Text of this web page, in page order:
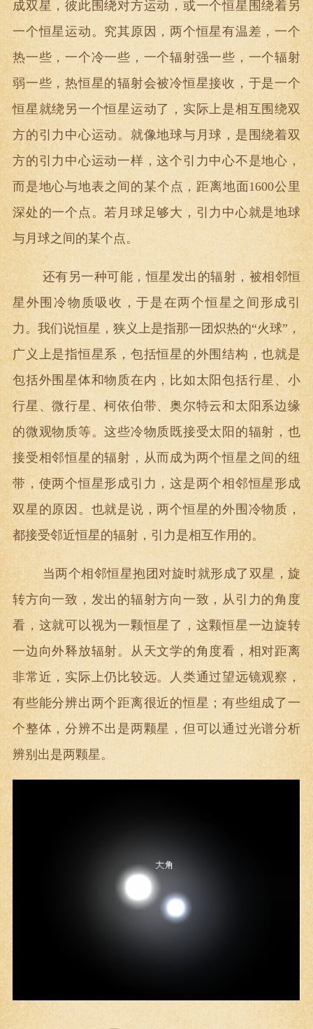
成双星，彼此围绕对方运动，或一个恒星围绕着另
一个恒星运动。究其原因，两个恒星有温差，一个
热一些，一个冷一些，一个辐射强一些，一个辐射
弱一些，热恒星的辐射会被冷恒星接收，于是一个
恒星就绕另一个恒星运动了，实际上是相互围绕双
方的引力中心运动。就像地球与月球，是围绕着双
方的引力中心运动一样，这个引力中心不是地心，
而是地心与地表之间的某个点，距离地面1600公里
深处的一个点。若月球足够大，引力中心就是地球
与月球之间的某个点。
还有另一种可能，恒星发出的辐射，被相邻恒
星外围冷物质吸收，于是在两个恒星之间形成引
力。我们说恒星，狭义上是指那一团炽热的“火球”，
广义上是指恒星系，包括恒星的外围结构，也就是
包括外围星体和物质在内，比如太阳包括行星、小
行星、微行星、柯依伯带、奥尔特云和太阳系边缘
的微观物质等。这些冷物质既接受太阳的辐射，也
接受相邻恒星的辐射，从而成为两个恒星之间的纽
带，使两个恒星形成引力，这是两个相邻恒星形成
双星的原因。也就是说，两个恒星的外围冷物质，
都接受邻近恒星的辐射，引力是相互作用的。
当两个相邻恒星抱团对旋时就形成了双星，旋
转方向一致，发出的辐射方向一致，从引力的角度
看，这就可以视为一颗恒星了，这颗恒星一边旋转
一边向外释放辐射。从天文学的角度看，相对距离
非常近，实际上仍比较远。人类通过望远镜观察，
有些能分辨出两个距离很近的恒星；有些组成了一
个整体，分辨不出是两颗星，但可以通过光谱分析
辨别出是两颗星。